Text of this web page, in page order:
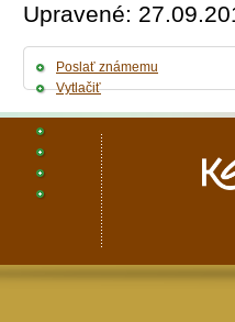
Upravené:
Poslať známemu
Vytlačiť